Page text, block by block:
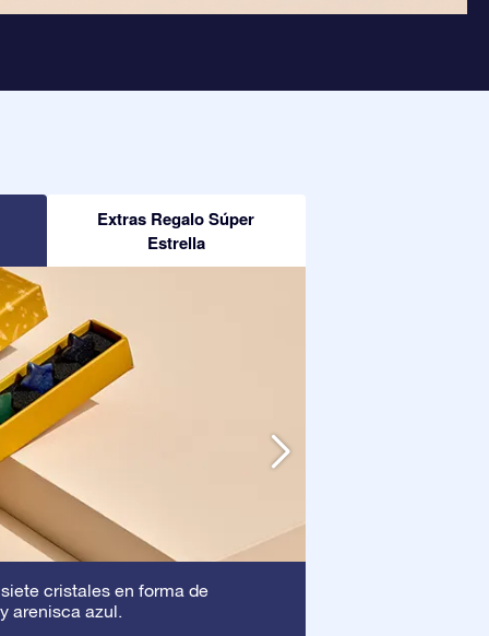
Extras Regalo Súper
Estrella
cristales en forma de
arenisca azul.